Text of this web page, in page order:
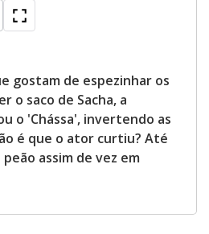
gostam de espezinhar os
o saco de Sacha, a
o 'Chássa', invertendo as
é que o ator curtiu? Até
assim de vez em